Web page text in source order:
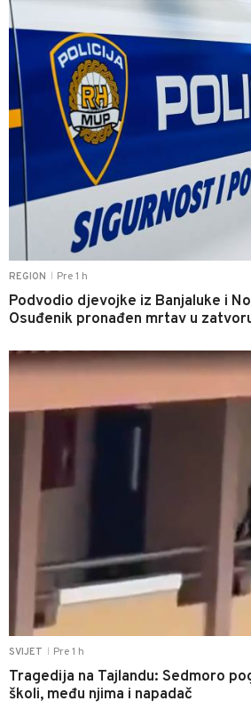
REGION Pre 1 h
Podvodio djevojke iz Banjaluke i
Osuđenik pronađen mrtav u
SVIJET Pre 1 h
Tragedija na Tajlandu: Sedmoro
školi, među njima i napadač